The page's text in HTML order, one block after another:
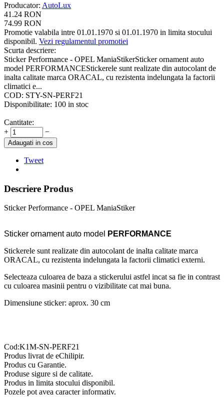
Producator: AutoLux
41.24 RON
74.99 RON
Promotie valabila intre 01.01.1970 si 01.01.1970 in limita stocului
disponibil. Vezi regulamentul promotiei
Scurta descriere:
Sticker Performance - OPEL ManiaStikerSticker ornament auto
model PERFORMANCEStickerele sunt realizate din autocolant de
inalta calitate marca ORACAL, cu rezistenta indelungata la factorii
climatici e...
COD: STY-SN-PERF21
Disponibilitate: 100 in stoc
Cantitate:
+
−
Adaugati in cos
Tweet
Descriere Produs
Sticker Performance - OPEL ManiaStiker
Sticker ornament auto model
PERFORMANCE
Stickerele sunt realizate din autocolant de inalta calitate marca
ORACAL, cu rezistenta indelungata la factorii climatici externi.
Selecteaza culoarea de baza a stickerului astfel incat sa fie in contrast
cu culoarea masinii pentru o vizibilitate cat mai buna.
Dimensiune sticker: aprox. 30 cm
Cod:K1M-SN-PERF21
Produs livrat de eChilipir.
Produs cu Garantie.
Produse sigure si de calitate.
Produs in limita stocului disponibil.
Pozele pot avea caracter informativ.